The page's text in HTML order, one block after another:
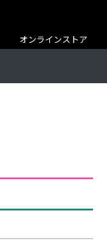
オンラインストア